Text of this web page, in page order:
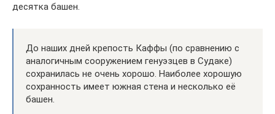
десятка башен.
До наших дней крепость Каффы (по сравнению с
аналогичным сооружением генуэзцев в Судаке)
сохранилась не очень хорошо. Наиболее хорошую
сохранность имеет южная стена и несколько её
башен.